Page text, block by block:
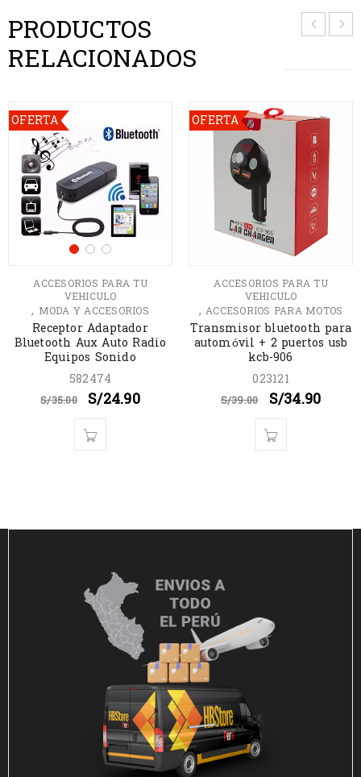
PRODUCTOS
RELACIONADOS
OFERTA
ACCESORIOS PARA TU
VEHICULO
, MODA Y ACCESORIOS
Receptor Adaptador
Bluetooth Aux Auto Radio
Equipos Sonido
582474
S/35.00 S/24.90
OFERTA
ACCESORIOS PARA TU
VEHICULO
,ACCESORIOS PARA MOTOS
Transmisor bluetooth para
automóvil + 2 puertos usb
kcb-906
023121
S/39.00 S/34.90